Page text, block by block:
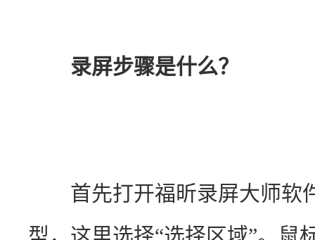
录屏步骤是什么？
首先打开福昕录屏大师软